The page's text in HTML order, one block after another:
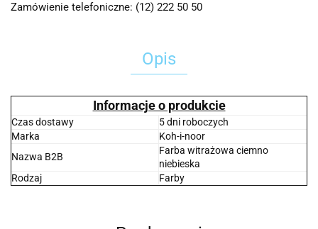
Zamówienie telefoniczne: (12) 222 50 50
Opis
Informacje o produkcie
Czas dostawy
5 dni roboczych
Marka
Koh-i-noor
Nazwa B2B
Farba witrażowa ciemno
niebieska
Rodzaj
Farby